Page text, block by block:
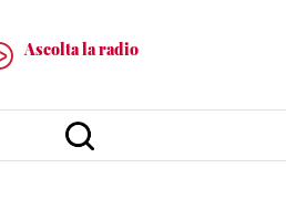
Ascolta la radio